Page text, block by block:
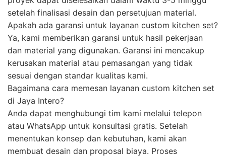
setelah finalisasi desain dan persetujuan material.
Apakah ada garansi untuk layanan custom kitchen set?
Ya, kami memberikan garansi untuk hasil pekerjaan
dan material yang digunakan. Garansi ini mencakup
kerusakan material atau pemasangan yang tidak
sesuai dengan standar kualitas kami.
Bagaimana cara memesan layanan custom kitchen set
di Jaya Intero?
Anda dapat menghubungi tim kami melalui telepon
atau WhatsApp untuk konsultasi gratis. Setelah
menentukan konsep dan kebutuhan, kami akan
membuat desain dan proposal biaya. Proses